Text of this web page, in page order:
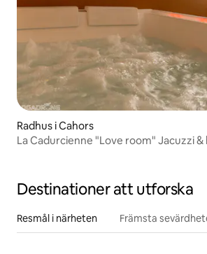
Radhus i Cahors
La Cadurcienne "Love room" Jacuzzi
Destinationer att utforska
Resmål i närheten Främsta